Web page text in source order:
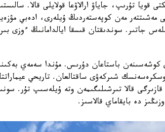
قويا تۇرىپ، جاياۋ ارالاۋعا قولايلى قالا.
مەشىتتەر مەن كوپەستەردىڭ ۇيلەرى، ادەبي
جاتىر. سوندىقتان قىسقا ايالدامانىڭ ءوزى
كوشەسىنەن باستاعان دۇرىس. مۇندا سەمەي
شىركەۋى ساقتالعان. تاريحي
قازىرگى قالا تىرشىلىگىمەن وتە ۇيلەسىپ تۇر.
دە بايقاماي قالاسىز.